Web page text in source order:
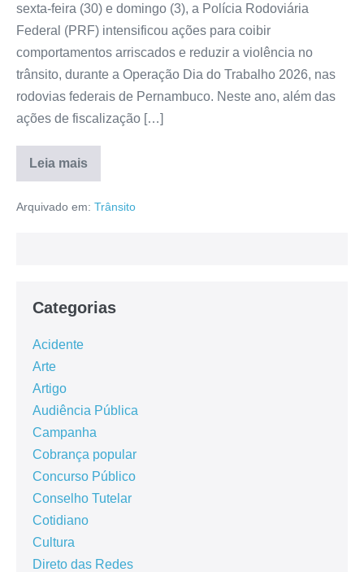
sexta-feira (30) e domingo (3), a Polícia Rodoviária
Federal (PRF) intensificou ações para coibir
comportamentos arriscados e reduzir a violência no
trânsito, durante a Operação Dia do Trabalho 2026, nas
rodovias federais de Pernambuco. Neste ano, além das
ações de fiscalização […]
Leia mais
Arquivado em: Trânsito
Categorias
Acidente
Arte
Artigo
Audiência Pública
Campanha
Cobrança popular
Concurso Público
Conselho Tutelar
Cotidiano
Cultura
Direto das Redes